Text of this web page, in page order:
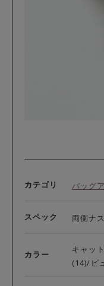
カテゴリ バッグ
スペック 両側ナ
カラー
キャッ
(14)/ピ